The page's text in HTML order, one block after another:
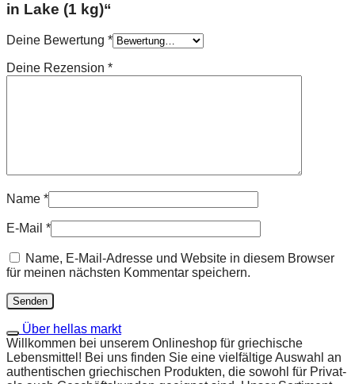
in Lake (1 kg)“
Deine Bewertung *
Deine Rezension *
Name *
E-Mail *
Name, E-Mail-Adresse und Website in diesem Browser
für meinen nächsten Kommentar speichern.
Über hellas markt
Willkommen bei unserem Onlineshop für griechische
Lebensmittel! Bei uns finden Sie eine vielfältige Auswahl an
authentischen griechischen Produkten, die sowohl für Privat-